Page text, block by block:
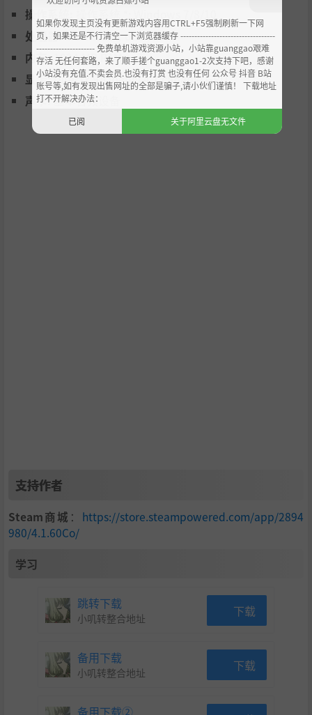
混乱模式：没有剧情锁，可以任意选择自己喜欢的选项，体
在一堆线索里自己找出路的玩家，没有一口气打完的打算的
人请不要选这个选项，这只会给自己带来最糟糕的体验。
操作系统:
处理器:intel core 2 duo
内存:1024 MB RAM
显卡:Directx 9/Opengl 4.1 capable GPU
声卡:基本音频设备
支持作者
Steam商城 ： https://store.steampowered.com/app/2894
980/4.1.60Co/
学习
跳转下载
小叽转整合地址 下载
备用下载
小叽转整合地址 下载
如果你发现主页没有更新游戏内容用CTRL+F5强制刷新一下网
页，如果还是不行清空一下浏览器缓存 ----------------------------------
--------------------- 免费单机游戏资源小站，小站靠guanggao艰难
存活 无任何套路，来了顺手搓个guanggao1-2次支持下吧，感谢
小站没有充值.不卖会员.也没有打赏 也没有任何 公众号 抖音 B站
账号等,如有发现出售网址的全部是骗子,请小伙们谨慎！ 下载地址
打不开解决办法：
已阅
关于阿里云盘无文件